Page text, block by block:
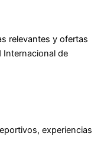
relevantes y ofertas
Internacional de
experiencias